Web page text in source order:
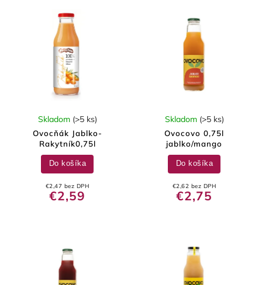
Ovocňák Jablko-
Rakytník0,75l
Skladom (>5 ks)
€2,47 bez DPH
€2,59
Do košíka
Ovocovo 0,75l
jablko/mango
Skladom (>5 ks)
€2,62 bez DPH
€2,75
Do košíka